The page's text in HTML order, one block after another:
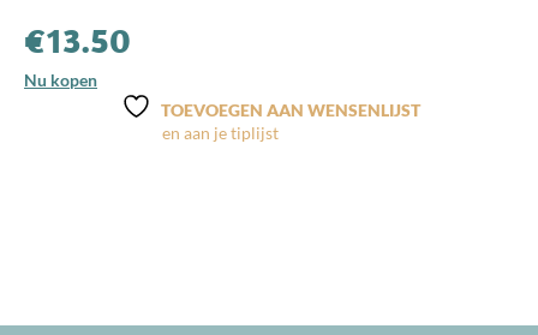
€13.50
Nu kopen
TOEVOEGEN AAN WENSENLIJST